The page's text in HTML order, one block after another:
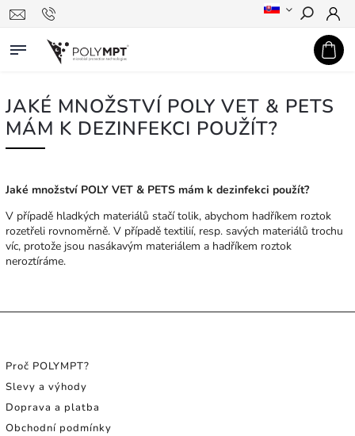
Hledat
JAKÉ MNOŽSTVÍ POLY VET & PETS
MÁM K DEZINFEKCI POUŽÍT?
Jaké množství POLY VET & PETS mám k dezinfekci použít?
V případě hladkých materiálů stačí tolik, abychom hadříkem roztok
rozetřeli rovnoměrně. V případě textilií, resp. savých materiálů trochu
víc, protože jsou nasákavým materiálem a hadříkem roztok
neroztíráme.
Proč POLYMPT?
Slevy a výhody
Doprava a platba
Obchodní podmínky